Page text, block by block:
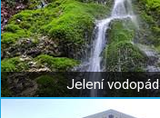
Jelení vodopád